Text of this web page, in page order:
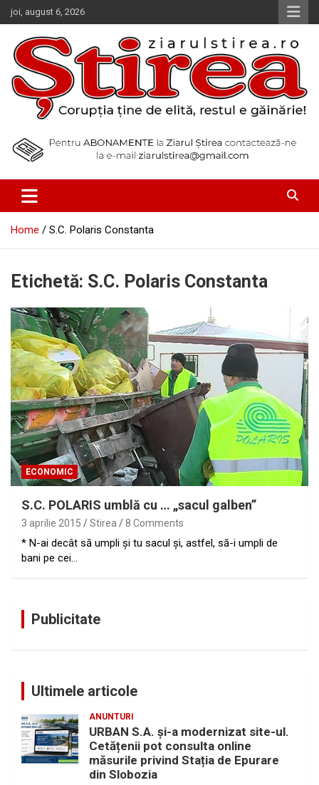
Skip
to
content
joi, august 6, 2026
Ziarul Știrea
Home S.C. Polaris Constanta
Etichetă: S.C. Polaris Constanta
ECONOMIC
S.C. POLARIS umblă cu … „sacul galben”
3 aprilie 2015 Stirea 8 Comments
* N-ai decât să umpli şi tu sacul şi, astfel, să-i umpli de
bani pe cei…
Publicitate
Ultimele articole
ANUNTURI
URBAN S.A. și-a modernizat site-ul.
Cetățenii pot consulta online
măsurile privind Stația de Epurare
din Slobozia